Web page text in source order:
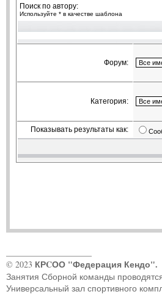
Поиск по автору:
Используйте * в качестве шаблона
Форум:
Категория:
Показывать результаты как:
© 2023 КРCОО "Федерация Кендо".
Занятия Сборной команды
Универсальный зал спортивного